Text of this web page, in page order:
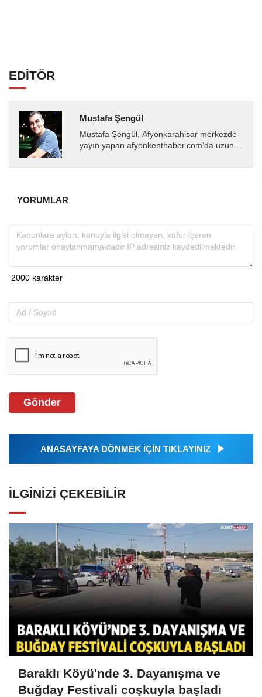
EDİTÖR
Mustafa Şengül
Mustafa Şengül, Afyonkarahisar merkezde
yayın yapan afyonkenthaber.com’da uzun
almakta, haber akışı...
YORUMLAR
Gönder
ANASAYFAYA DÖNMEK İÇİN TIKLAYINIZ
İLGINIZI ÇEKEBILIR
Baraklı Köyü'nde 3. Dayanışma ve
Buğday Festivali coşkuyla başladı